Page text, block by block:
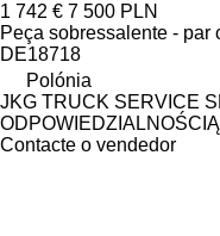
1 742 € 7 500 PLN
Peça sobressalente - par
DE18718
Polónia
JKG TRUCK SERVICE
ODPOWIEDZIALNOŚCIĄ
Contacte o vendedor